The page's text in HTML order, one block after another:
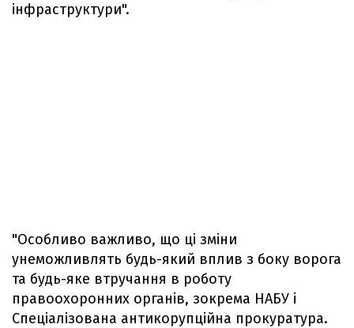
інфраструктури".
"Особливо важливо, що ці зміни
унеможливлять будь-який вплив з боку ворога
та будь-яке втручання в роботу
правоохоронних органів, зокрема НАБУ і
Спеціалізована антикорупційна прокуратура.